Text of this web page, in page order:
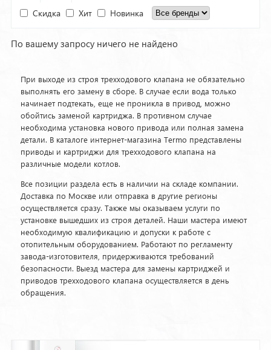
Скидка Хит Новинка
По вашему запросу ничего не найдено
При выходе из строя трехходового клапана не обязательно
выполнять его замену в сборе. В случае если вода только
начинает подтекать, еще не проникла в привод, можно
обойтись заменой картриджа. В противном случае
необходима установка нового привода или полная замена
детали. В каталоге интернет-магазина Termo представлены
приводы и картриджи для трехходового клапана на
различные модели котлов.
Все позиции раздела есть в наличии на складе компании.
Доставка по Москве или отправка в другие регионы
осуществляется сразу. Также мы оказываем услуги по
установке вышедших из строя деталей. Наши мастера имеют
необходимую квалификацию и допуски к работе с
отопительным оборудованием. Работают по регламенту
завода-изготовителя, придерживаются требований
безопасности. Выезд мастера для замены картриджей и
приводов трехходового клапана осуществляется в день
обращения.